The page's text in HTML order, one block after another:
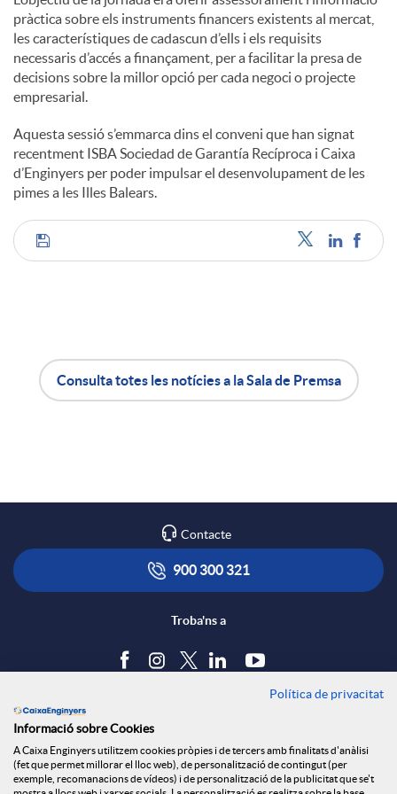
u
t
s
pràctica sobre els instruments financers existents al mercat,
les característiques de cadascun d’ells i els requisits
necessaris d’accés a finançament, per a facilitar la presa de
decisions sobre la millor opció per cada negoci o projecte
empresarial.
Aquesta sessió s’emmarca dins el conveni que han signat
recentment ISBA Sociedad de Garantía Recíproca i Caixa
d’Enginyers per poder impulsar el desenvolupament de les
pimes a les Illes Balears.
C
m
a
r
t
i
r
a
i
c
ó
a
Consulta totes les notícies a la Sala de Premsa
Contacte
900 300 321
Troba'ns a
Política de cookies
Avís legal
Política de privacitat
Informació sobre Cookies
A Caixa Enginyers utilitzem cookies pròpies i de tercers amb finalitats d'anàlisi
(fet que permet millorar el lloc web), de personalització de contingut (per
exemple, recomanacions de vídeos) i de personalització de la publicitat que se't